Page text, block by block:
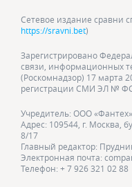
Сетевое издание сравни
https://sravni.bet)
Зарегистрировано
связи, информационных
(Роскомнадзор) 17 марта
регистрации СМИ ЭЛ № ФС
Учредитель: ООО «Фантех»
Адрес: 109544, г. Москва,
8/17
Главный редактор:
Электронная почта:
Телефон: + 7 926 321 02 88